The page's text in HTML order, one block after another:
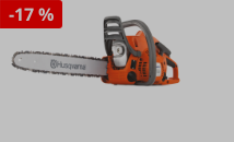
-17 %